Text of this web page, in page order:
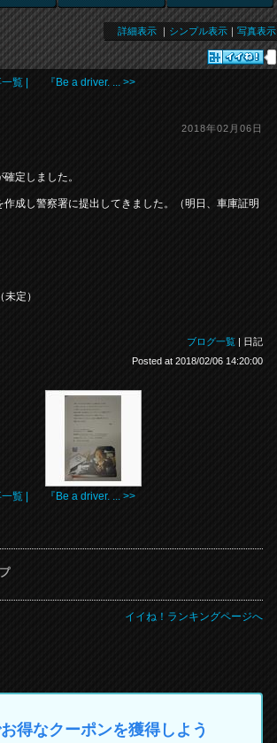
詳細表示 ｜ シンプル表示 ｜ 写真表示
覧 | 『Be a driver. ... >>
2018年02月06日
定しました。
成し警察署に提出してきました。（明日、車庫証明
）
ブログ一覧 | 日記
Posted at 2018/02/06 14:20:00
覧 | 『Be a driver. ... >>
イイね！ランキングページへ
得なクーポンを獲得しよう